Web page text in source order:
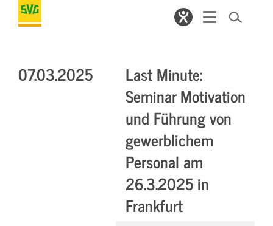
07.03.2025
Last Minute:
Seminar Motivation
und Führung von
gewerblichem
Personal am
26.3.2025 in
Frankfurt